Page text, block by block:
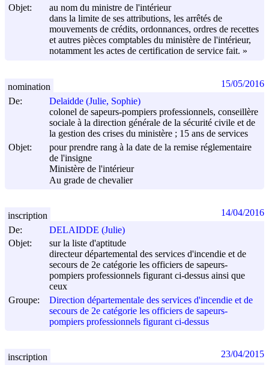
Objet:
au nom du ministre de l'intérieur
dans la limite de ses attributions, les arrêtés de
mouvements de crédits, ordonnances, ordres de recettes
et autres pièces comptables du ministère de l'intérieur,
notamment les actes de certification de service fait. »
De:
Delaidde (Julie, Sophie)
colonel de sapeurs-pompiers professionnels, conseillère
sociale à la direction générale de la sécurité civile et de
la gestion des crises du ministère ; 15 ans de services
Objet:
pour prendre rang à la date de la remise réglementaire
de l'insigne
Ministère de l'intérieur
Au grade de chevalier
nomination 15/05/2016
De:
DELAIDDE (Julie)
Objet:
sur la liste d'aptitude
directeur départemental des services d'incendie et de
secours de 2e catégorie les officiers de sapeurs-
pompiers professionnels figurant ci-dessus ainsi que
ceux
Groupe:
Direction départementale des services d'incendie et de
secours de 2e catégorie les officiers de sapeurs-
pompiers professionnels figurant ci-dessus
inscription 14/04/2016
inscription 23/04/2015